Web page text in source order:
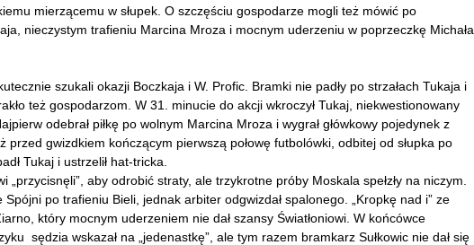
mierzącemu w słupek. O szczęściu gospodarze mogli też mówić po
nieczystym trafieniu Marcina Mroza i mocnym uderzeniu w poprzeczkę Michała
szukali okazji Boczkaja i W. Profic. Bramki nie padły po strzałach Tukaja i
też gospodarzom. W 31. minucie do akcji wkroczył Tukaj, niekwestionowany
odebrał piłkę po wolnym Marcina Mroza i wygrał główkowy pojedynek z
przed gwizdkiem kończącym pierwszą połowę futbolówki, odbitej od słupka po
Tukaj i ustrzelił hat-tricka.
„przycisnęli”, aby odrobić straty, ale trzykrotne próby Moskala spełzły na niczym.
Spójni po trafieniu Bieli, jednak arbiter odgwizdał spalonego. „Kropkę nad i” ze
który mocnym uderzeniem nie dał szansy Światłoniowi. W końcówce
sędzia wskazał na „jedenastkę”, ale tym razem bramkarz Sułkowic nie dał się